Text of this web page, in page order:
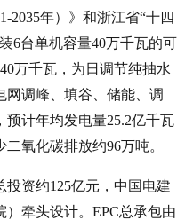
2035年）》和浙江省“十四
6台单机容量40万千瓦的可
万千瓦，为日调节纯抽水
网调峰、填谷、储能、调
计年均发电量25.2亿千瓦
氧化碳排放约96万吨。
资约125亿元，中国电建
牵头设计。EPC总承包由